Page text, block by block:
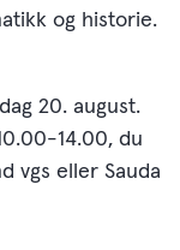
og historie.
20. august.
14.00, du
vgs eller Sauda